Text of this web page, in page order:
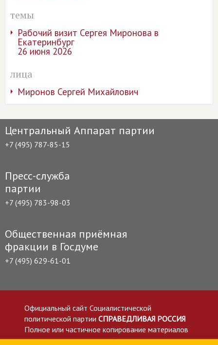
темы
Рабочий визит Сергея Миронова в
Екатеринбург
26 июня 2026
лица
Миронов Сергей Михайлович
Центральный Аппарат партии
+7 (495) 787-85-15
Пресс-служба
партии
+7 (495) 783-98-03
Общественная приёмная
фракции в Госдуме
+7 (495) 629-61-01
Официальный сайт Социалистической
политической партии СПРАВЕДЛИВАЯ РОССИЯ
Полное или частичное копирование материалов
приветствуется со ссылкой на сайт spravedlivo.ru